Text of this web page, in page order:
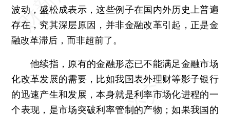
波动，盛松成表示，这些例子在国内外历史上普遍
存在，究其深层原因，并非金融改革引起，正是金
融改革滞后，而非超前了。
他续指，原有的金融形态已不能满足金融市场
化改革发展的需要，比如我国表外理财等影子银行
的迅速产生和发展，本身就是利率市场化进程的一
个表现，是市场突破利率管制的产物；如果我国的